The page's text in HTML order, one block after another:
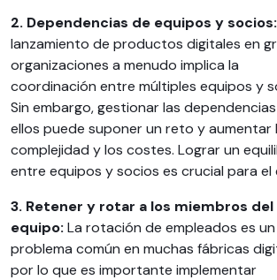
2. Dependencias de equipos y socios:
lanzamiento de productos digitales en
organizaciones a menudo implica la
coordinación entre múltiples equipos y
Sin embargo, gestionar las
ellos puede suponer un reto y aumentar
complejidad y los costes. Lograr un
entre equipos y socios es crucial para el
3. Retener y rotar a los miembros del
equipo:La rotación de empleados es un
problema común en muchas fábricas
por lo que es importante implementar